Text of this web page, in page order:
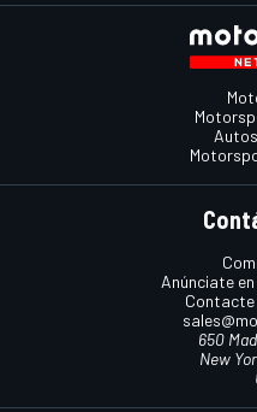
Anúnciate
Contacte
650
New